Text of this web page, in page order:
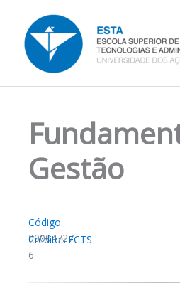
content
Gestão
Código
00004727
Créditos ECTS
6